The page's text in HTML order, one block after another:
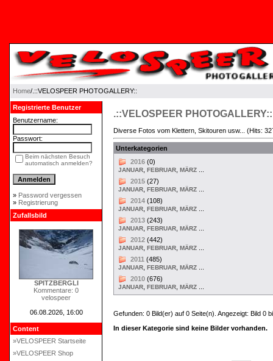
Home/.::VELOSPEER PHOTOGALLERY::
Registrierte Benutzer
Benutzername:
Passwort:
Beim nächsten Besuch
automatisch anmelden?
» Password vergessen
» Registrierung
Zufallsbild
SPITZBERGLI
Kommentare: 0
velospeer
06.08.2026, 16:00
Content
»VELOSPEER Startseite
»VELOSPEER Shop
.::VELOSPEER PHOTOGALLERY::
Diverse Fotos vom Klettern, Skitouren usw... (Hits:
Unterkategorien
2016 (0)
JANUAR FEBRUAR MÄRZ
2015 (27)
JANUAR FEBRUAR MÄRZ
2014 (108)
JANUAR FEBRUAR MÄRZ
2013 (243)
JANUAR FEBRUAR MÄRZ
2012 (442)
JANUAR FEBRUAR MÄRZ
2011 (485)
JANUAR FEBRUAR MÄRZ
2010 (676)
JANUAR FEBRUAR MÄRZ
Gefunden: 0 Bild(er) auf 0 Seite(n). Angezeigt: Bild 0
In dieser Kategorie sind keine Bilder vorhanden.